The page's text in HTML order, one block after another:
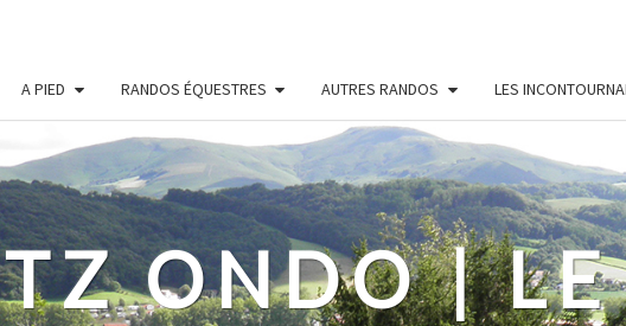
A PIED RANDOS ÉQUESTRES AUTRES RANDOS LES
ONDO | LE